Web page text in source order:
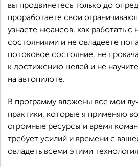
вы продвинетесь только до
проработаете свои
узнаете нюансов, как работать с
состояниями и не овладеете
потоковое состояние, не
к достижению целей и не
на автопилоте.
В программу вложены все мои
практики, которые я применяю
огромные ресурсы и время
требует усилий и времени с
овладеть всеми этими